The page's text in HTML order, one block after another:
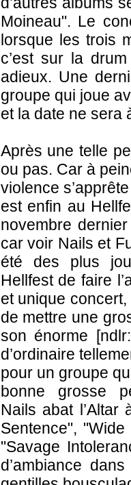
Moineau". Le
lorsque les trois
c’est sur la
adieux. Une
groupe qui joue
et la date ne sera
Après une telle
ou pas. Car à
violence
est enfin au
novembre
car voir Nails et
été des plus
Hellfest de faire
et unique
de mettre une
son énorme
d’ordinaire
pour un groupe
bonne grosse
Nails abat
Sentence",
"Savage
d’ambiance